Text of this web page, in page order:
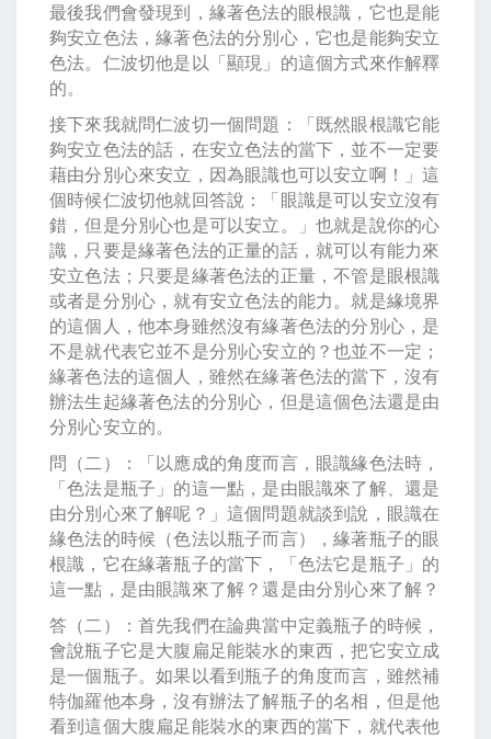
最後我們會發現到，緣著色法的眼根識，它也是能
夠安立色法，緣著色法的分別心，它也是能夠安立
色法。仁波切他是以「顯現」的這個方式來作解釋
的。
接下來我就問仁波切一個問題：「既然眼根識它能
夠安立色法的話，在安立色法的當下，並不一定要
藉由分別心來安立，因為眼識也可以安立啊！」這
個時候仁波切他就回答說：「眼識是可以安立沒有
錯，但是分別心也是可以安立。」也就是說你的心
識，只要是緣著色法的正量的話，就可以有能力來
安立色法；只要是緣著色法的正量，不管是眼根識
或者是分別心，就有安立色法的能力。就是緣境界
的這個人，他本身雖然沒有緣著色法的分別心，是
不是就代表它並不是分別心安立的？也並不一定；
緣著色法的這個人，雖然在緣著色法的當下，沒有
辦法生起緣著色法的分別心，但是這個色法還是由
分別心安立的。
問（二）：「以應成的角度而言，眼識緣色法時，
「色法是瓶子」的這一點，是由眼識來了解、還是
由分別心來了解呢？」這個問題就談到說，眼識在
緣色法的時候（色法以瓶子而言），緣著瓶子的眼
根識，它在緣著瓶子的當下，「色法它是瓶子」的
這一點，是由眼識來了解？還是由分別心來了解？
答（二）：首先我們在論典當中定義瓶子的時候，
會說瓶子它是大腹扁足能裝水的東西，把它安立成
是一個瓶子。如果以看到瓶子的角度而言，雖然補
特伽羅他本身，沒有辦法了解瓶子的名相，但是他
看到這個大腹扁足能裝水的東西的當下，就代表他